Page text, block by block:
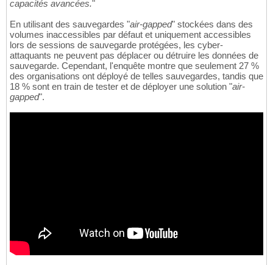
capacités avancées."
En utilisant des sauvegardes "air-gapped" stockées dans des
volumes inaccessibles par défaut et uniquement accessibles
lors de sessions de sauvegarde protégées, les cyber-
attaquants ne peuvent pas déplacer ou détruire les données de
sauvegarde. Cependant, l'enquête montre que seulement 27 %
des organisations ont déployé de telles sauvegardes, tandis que
18 % sont en train de tester et de déployer une solution "air-
gapped".